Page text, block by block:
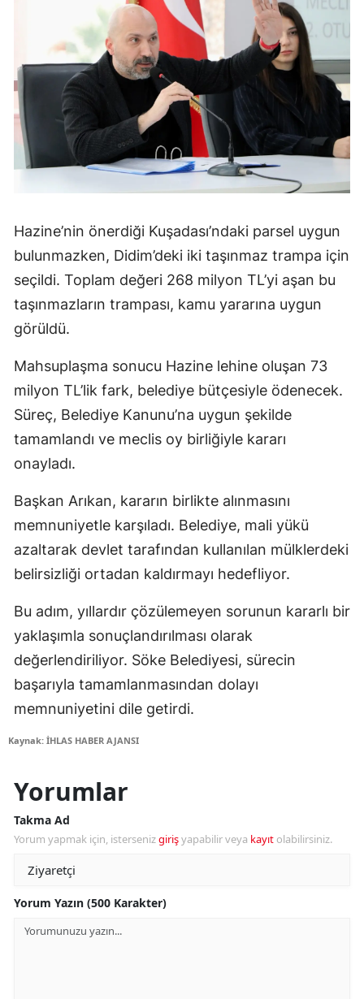
Hazine’nin önerdiği Kuşadası’ndaki parsel uygun
bulunmazken, Didim’deki iki taşınmaz trampa için
seçildi. Toplam değeri 268 milyon TL’yi aşan bu
taşınmazların trampası, kamu yararına uygun
görüldü.
Mahsuplaşma sonucu Hazine lehine oluşan 73
milyon TL’lik fark, belediye bütçesiyle ödenecek.
Süreç, Belediye Kanunu’na uygun şekilde
tamamlandı ve meclis oy birliğiyle kararı
onayladı.
Başkan Arıkan, kararın birlikte alınmasını
memnuniyetle karşıladı. Belediye, mali yükü
azaltarak devlet tarafından kullanılan mülklerdeki
belirsizliği ortadan kaldırmayı hedefliyor.
Bu adım, yıllardır çözülemeyen sorunun kararlı bir
yaklaşımla sonuçlandırılması olarak
değerlendiriliyor. Söke Belediyesi, sürecin
başarıyla tamamlanmasından dolayı
memnuniyetini dile getirdi.
Kaynak: İHLAS HABER AJANSI
Yorumlar
Takma Ad
Yorum yapmak için, istersenizgirişyapabilir veya kayıt olabilirsiniz.
Yorum Yazın (500 Karakter)